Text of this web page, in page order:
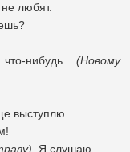
любят.
нибудь.(Новому
выступлю.
Я слушаю.